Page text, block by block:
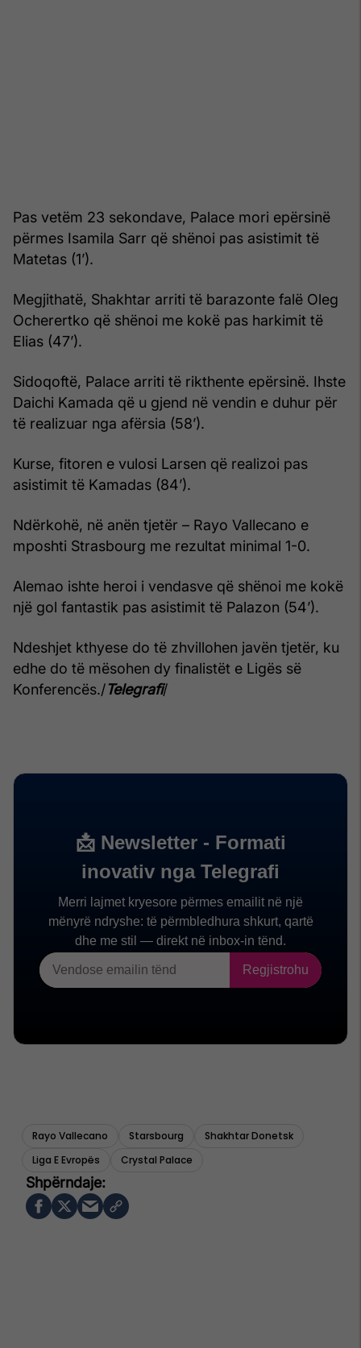
Pas vetëm 23 sekondave, Palace mori epërsinë
përmes Isamila Sarr që shënoi pas asistimit të
Matetas (1’).
Megjithatë, Shakhtar arriti të barazonte falë Oleg
Ocherertko që shënoi me kokë pas harkimit të
Elias (47’).
Sidoqoftë, Palace arriti të rikthente epërsinë. Ihste
Daichi Kamada që u gjend në vendin e duhur për
të realizuar nga afërsia (58’).
Kurse, fitoren e vulosi Larsen që realizoi pas
asistimit të Kamadas (84’).
Ndërkohë, në anën tjetër – Rayo Vallecano e
mposhti Strasbourg me rezultat minimal 1-0.
Alemao ishte heroi i vendasve që shënoi me kokë
një gol fantastik pas asistimit të Palazon (54’).
Ndeshjet kthyese do të zhvillohen javën tjetër, ku
edhe do të mësohen dy finalistët e Ligës së
Konferencës./Telegrafi/
Rayo Vallecano Starsbourg
Shakhtar Donetsk
Liga E Evropës
Crystal Palace